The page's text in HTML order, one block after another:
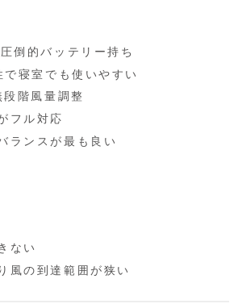
倒的バッテリー持ち
寝室でも使いやすい
階風量調整
フル対応
ランスが最も良い
ない
風の到達範囲が狭い